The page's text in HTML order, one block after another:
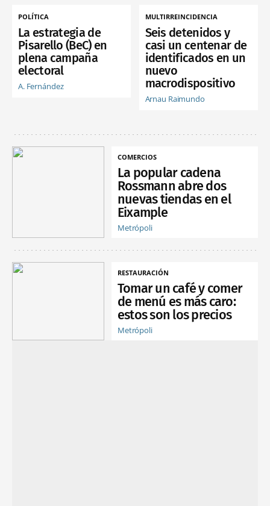
POLÍTICA
La estrategia de
Pisarello (BeC) en
plena campaña
electoral
A. Fernández
MULTIRREINCIDENCIA
Seis detenidos y
casi un centenar de
identificados en un
nuevo
macrodispositivo
Arnau Raimundo
COMERCIOS
La popular cadena
Rossmann abre dos
nuevas tiendas en el
Eixample
Metrópoli
RESTAURACIÓN
Tomar un café y comer
de menú es más caro:
estos son los precios
Metrópoli